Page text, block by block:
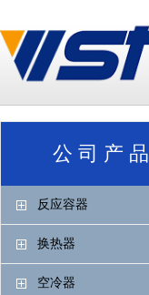
公 司 产 品
反应容器
换热器
空冷器